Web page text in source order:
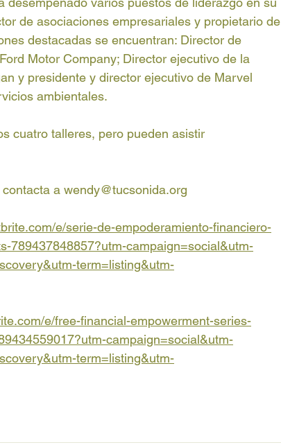
de asociaciones empresariales y propietario de
destacadas se encuentran: Director de
Motor Company; Director ejecutivo de la
y presidente y director ejecutivo de Marvel
ambientales.
cuatro talleres, pero pueden asistir
a wendy@tucsonida.org
e/serie-de-empoderamiento-financiero-
789437848857?utm-campaign=social&utm-
term=listing&utm-
e/free-financial-empowerment-series-
campaign=social&utm-
term=listing&utm-